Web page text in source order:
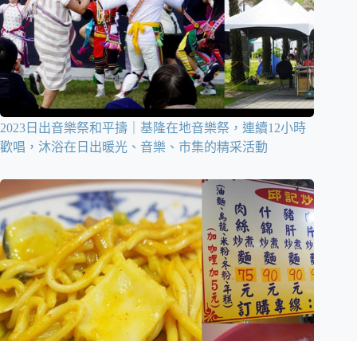
2023日出音樂祭和平擣｜基隆在地音樂祭，連續12小時
歡唱，沐浴在日出暖光、音樂、市集的精采活動